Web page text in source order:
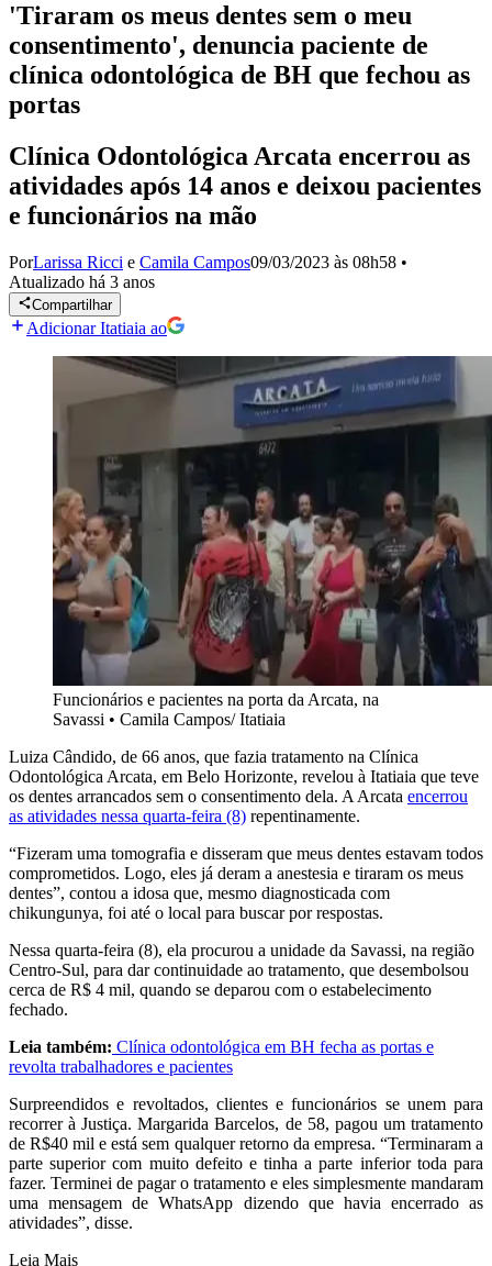
'Tiraram os meus dentes sem o meu
consentimento', denuncia paciente de
clínica odontológica de BH que fechou as
portas
Clínica Odontológica Arcata encerrou as
atividades após 14 anos e deixou pacientes
e funcionários na mão
PorLarissa Ricci e Camila Campos09/03/2023 às 08h58 •
Atualizado há 3 anos
Compartilhar
Adicionar Itatiaia ao
Funcionários e pacientes na porta da Arcata, na
Savassi • Camila Campos/ Itatiaia
Luiza Cândido, de 66 anos, que fazia tratamento na Clínica
Odontológica Arcata, em Belo Horizonte, revelou à Itatiaia que teve
os dentes arrancados sem o consentimento dela. A Arcata encerrou
as atividades nessa quarta-feira (8) repentinamente.
“Fizeram uma tomografia e disseram que meus dentes estavam todos
comprometidos. Logo, eles já deram a anestesia e tiraram os meus
dentes”, contou a idosa que, mesmo diagnosticada com
chikungunya, foi até o local para buscar por respostas.
Nessa quarta-feira (8), ela procurou a unidade da Savassi, na região
Centro-Sul, para dar continuidade ao tratamento, que desembolsou
cerca de R$ 4 mil, quando se deparou com o estabelecimento
fechado.
Leia também: Clínica odontológica em BH fecha as portas e
revolta trabalhadores e pacientes
Surpreendidos e revoltados, clientes e funcionários se unem para
recorrer à Justiça. Margarida Barcelos, de 58, pagou um tratamento
de R$40 mil e está sem qualquer retorno da empresa. “Terminaram a
parte superior com muito defeito e tinha a parte inferior toda para
fazer. Terminei de pagar o tratamento e eles simplesmente mandaram
uma mensagem de WhatsApp dizendo que havia encerrado as
atividades”, disse.
Leia Mais